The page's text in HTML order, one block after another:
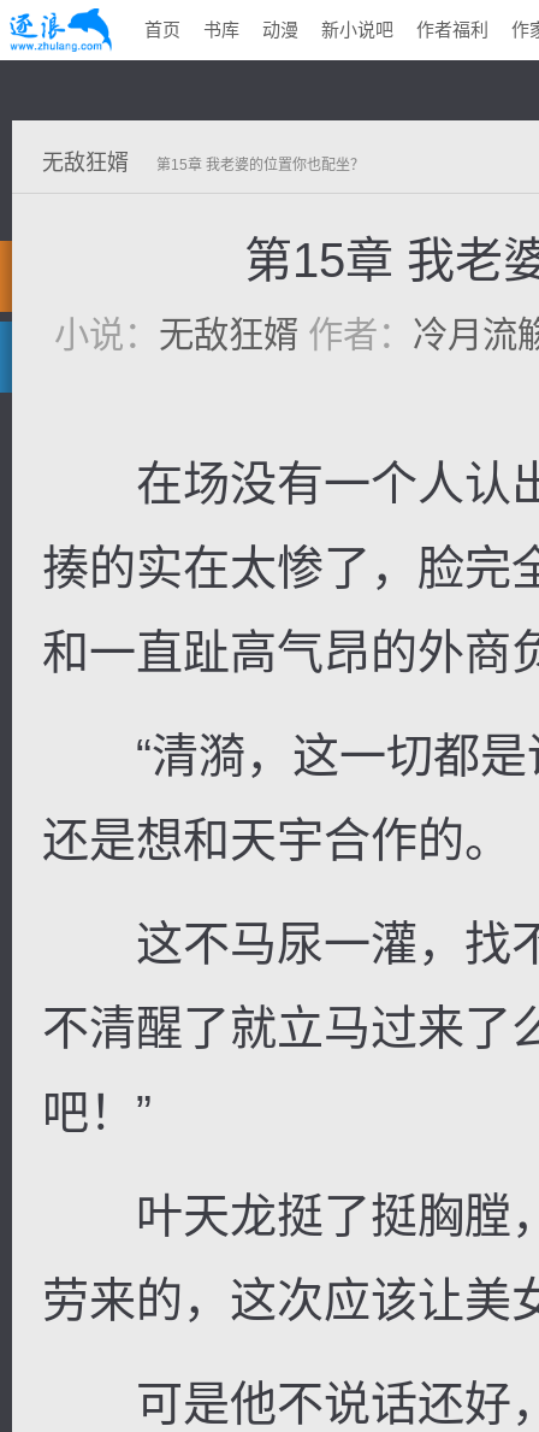
首页 书库 动漫 新小说吧 作者福利 作
无敌狂婿 第15章 我老婆的位置你也配坐？
第15章 我老
小说： 无敌狂婿 作者： 冷月流
在场没有一个人认
揍的实在太惨了，脸完
和一直趾高气昂的外商
“清漪，这一切都是
还是想和天宇合作的。
这不马尿一灌，找
不清醒了就立马过来了
吧！”
叶天龙挺了挺胸膛
劳来的，这次应该让美
可是他不说话还好